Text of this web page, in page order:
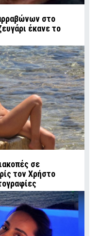
στο
έκανε το
σε
τον Χρήστο